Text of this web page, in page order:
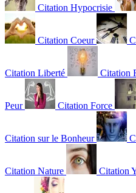
Citation Hypocrisie
Citation Coeur
Citation Liberté Citation
Peur Citation Force
Citation sur le Bonheur
Citation Nature Citation